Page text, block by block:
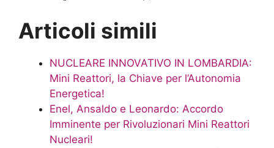
Articoli simili
NUCLEARE INNOVATIVO IN LOMBARDIA:
Mini Reattori, la Chiave per l’Autonomia
Energetica!
Enel, Ansaldo e Leonardo: Accordo
Imminente per Rivoluzionari Mini Reattori
Nucleari!